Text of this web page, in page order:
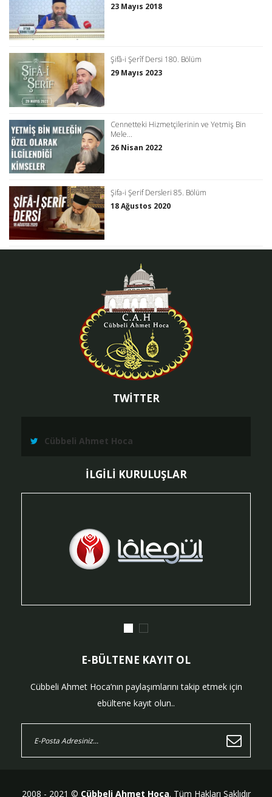
23 Mayıs 2018
Şifâ-i Şerîf Dersi 180. Bölüm
29 Mayıs 2023
Cennetteki Hizmetçilerinin ve Yetmiş Bin
Mele...
26 Nisan 2022
Şifa-i Şerif Dersleri 85. Bölüm
18 Ağustos 2020
TWİTTER
Cübbeli Ahmet Hoca
İLGİLİ KURULUŞLAR
E-BÜLTENE KAYIT OL
Cübbeli Ahmet Hoca’nın paylaşımlarını takip etmek için
ebültene kayıt olun..
2008 - 2021 © Cübbeli Ahmet Hoca. Tüm Hakları Saklıdır